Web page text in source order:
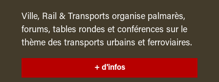
Ville, Rail & Transports organise palmarès,
forums, tables rondes et conférences sur le
thème des transports urbains et ferroviaires.
+ d'infos